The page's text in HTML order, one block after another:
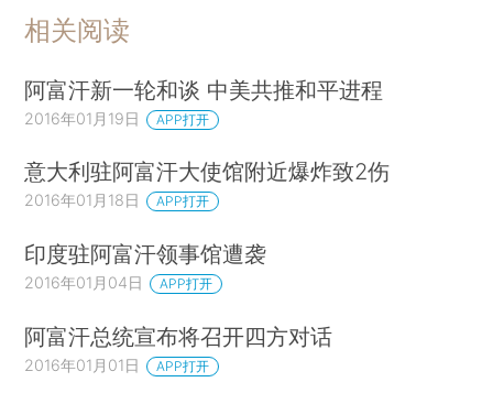
相关阅读
阿富汗新一轮和谈 中美共推和平进程
2016年01月19日 APP打开
意大利驻阿富汗大使馆附近爆炸致2伤
2016年01月18日 APP打开
印度驻阿富汗领事馆遭袭
2016年01月04日 APP打开
阿富汗总统宣布将召开四方对话
2016年01月01日 APP打开